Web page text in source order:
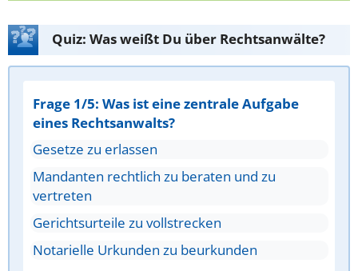
Quiz: Was weißt Du über Rechtsanwälte?
Frage 1/5: Was ist eine zentrale Aufgabe
eines Rechtsanwalts?
Gesetze zu erlassen
Mandanten rechtlich zu beraten und zu
vertreten
Gerichtsurteile zu vollstrecken
Notarielle Urkunden zu beurkunden